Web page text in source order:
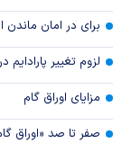
برای در امان ماندن
لزوم تغییر
مزایای اوراق گام
صفر تا صد «اوراق